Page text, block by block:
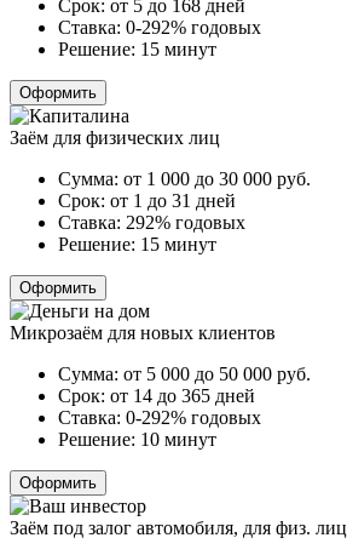
Срок: от 5 до 168 дней
Ставка: 0-292% годовых
Решение: 15 минут
Оформить
Заём для физических лиц
Сумма: от 1 000 до 30 000 руб.
Срок: от 1 до 31 дней
Ставка: 292% годовых
Решение: 15 минут
Оформить
Микрозаём для новых клиентов
Сумма: от 5 000 до 50 000 руб.
Срок: от 14 до 365 дней
Ставка: 0-292% годовых
Решение: 10 минут
Оформить
Заём под залог автомобиля, для физ. лиц